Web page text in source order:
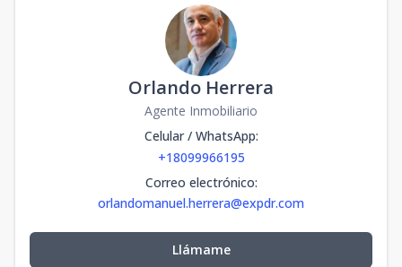
Orlando Herrera
Agente Inmobiliario
Celular / WhatsApp:
+18099966195
Correo electrónico:
orlandomanuel.herrera@expdr.com
Llámame